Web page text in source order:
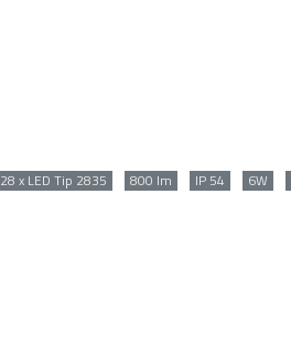
28 x LED Tip 2835 800 lm IP 54 6W